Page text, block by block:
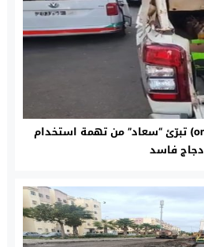
مصلحة المستهلك (onssa) تبرّئ “سعاد” من تهمة استخدام
دجاج فاسد